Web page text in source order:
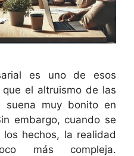
es uno de esos
el altruismo de las
suena muy bonito en
embargo, cuando se
hechos, la realidad
más compleja.